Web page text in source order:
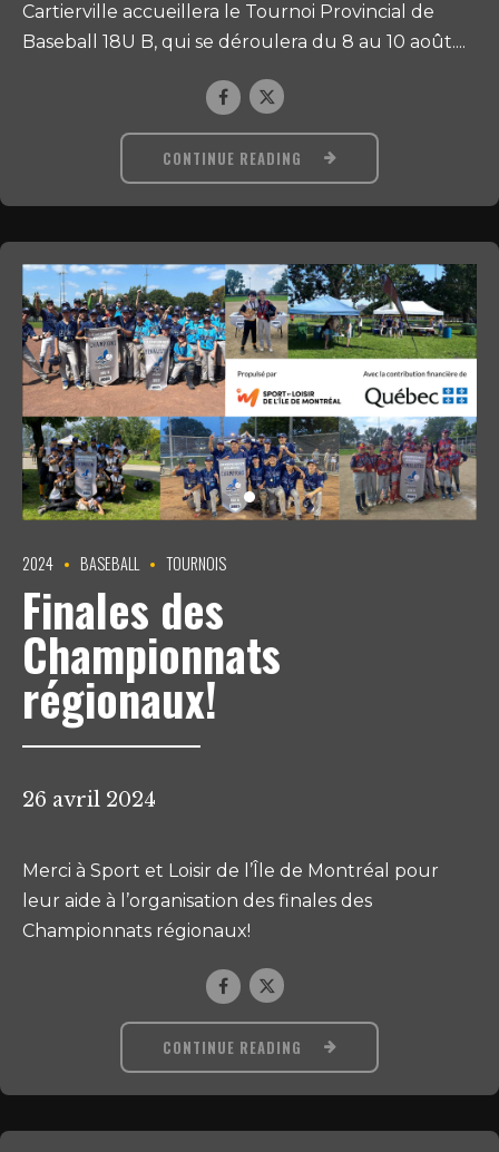
Cartierville accueillera le Tournoi Provincial de
Baseball 18U B, qui se déroulera du 8 au 10 août....
CONTINUE READING
2024 BASEBALL TOURNOIS
Finales des
Championnats
régionaux!
26 avril 2024
Merci à Sport et Loisir de l’Île de Montréal pour
leur aide à l’organisation des finales des
Championnats régionaux!
CONTINUE READING